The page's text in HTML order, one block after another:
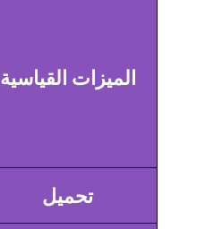
الميزات القياسية
تحميل